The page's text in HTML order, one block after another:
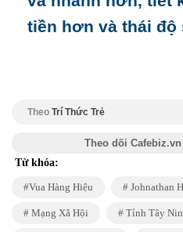
tiền hơn và thái độ
Theo Trí Thức Trẻ
Theo dõi Cafebiz.vn
Từ khóa:
Vua Hàng Hiệu Johnathan
Mạng Xã Hội Tỉnh Tây